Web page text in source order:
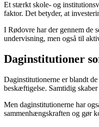
Et stærkt skole- og
faktor. Det betyder, at
I Rødovre har der gennem de
undervisning, men også til
Daginstitutioner
Daginstitutionerne er blandt
beskæftigelse. Samtidig
Men daginstitutionerne har
sammenhængskraften og gør